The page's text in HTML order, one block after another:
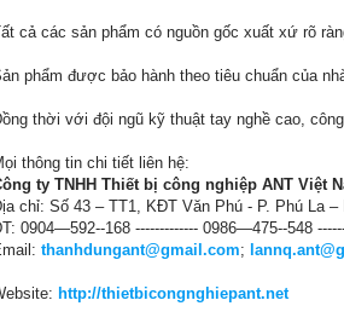
cả các sản phẩm có nguồn gốc xuất xứ rõ
phẩm được bảo hành theo tiêu chuẩn của
thời với đội ngũ kỹ thuật tay nghề cao,
thông tin chi tiết liên hệ:
ty TNHH Thiết bị công nghiệp ANT Việt
chỉ: Số 43 – TT1, KĐT Văn Phú - P. Phú La –
0904—592--168 ------------- 0986—475--548
thanhdungant@gmail.com;
http://thietbicongnghiepant.net